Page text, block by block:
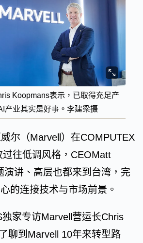
Koopmans表示，已取得充足产
产业其实是好事。李建梁摄
尔（Marvell）在COMPUTEX
过往低调风格，CEOMatt
演讲、高层也都来到台湾，完
的连接技术与市场前景。
家专访Marvell营运长Chris
聊到Marvell 10年来转型路